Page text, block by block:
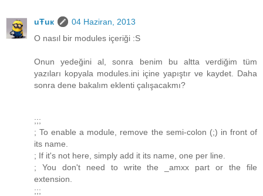
uŦuк
04 Haziran, 2013
O nasıl bir modules içeriği :S
Onun yedeğini al, sonra benim bu altta verdiğim tüm
yazıları kopyala modules.ini içine yapıştır ve kaydet. Daha
sonra dene bakalım eklenti çalışacakmı?
;;;
; To enable a module, remove the semi-colon (;) in front of
its name.
; If it's not here, simply add it its name, one per line.
; You don't need to write the _amxx part or the file
extension.
;;;